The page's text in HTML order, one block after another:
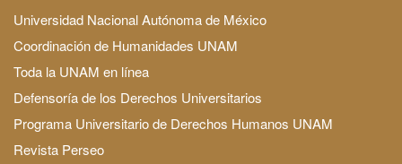
Universidad Nacional Autónoma de México
Coordinación de Humanidades UNAM
Toda la UNAM en línea
Defensoría de los Derechos Universitarios
Programa Universitario de Derechos Humanos UNAM
Revista Perseo